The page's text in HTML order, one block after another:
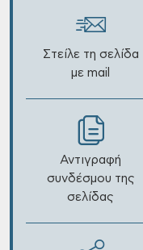
Στείλε τη σελίδα
με mail
Αντιγραφή
συνδέσμου της
σελίδας